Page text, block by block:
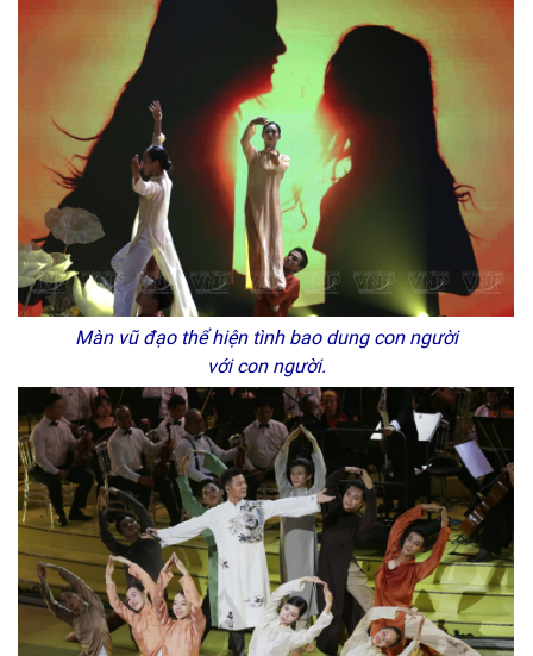
Màn vũ đạo thể hiện tình bao dung con người
với con người.